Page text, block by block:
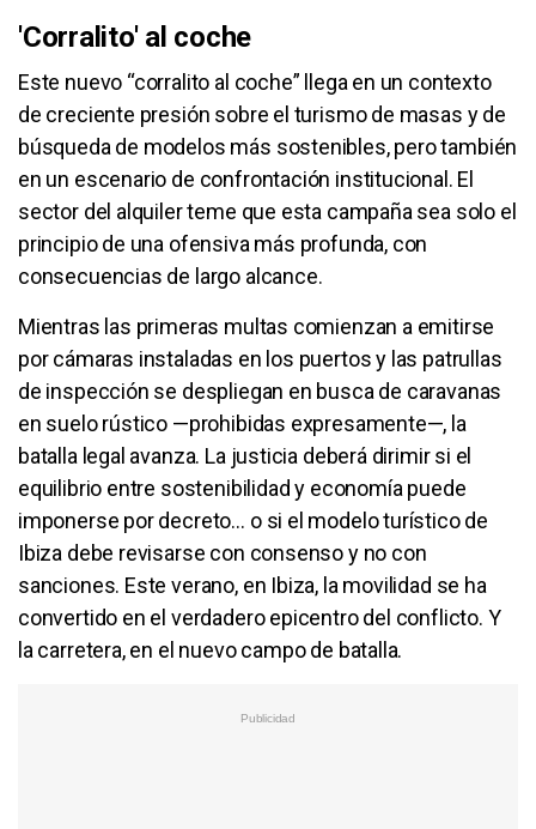
'Corralito' al coche
Este nuevo “corralito al coche” llega en un contexto
de creciente presión sobre el turismo de masas y de
búsqueda de modelos más sostenibles, pero también
en un escenario de confrontación institucional. El
sector del alquiler teme que esta campaña sea solo el
principio de una ofensiva más profunda, con
consecuencias de largo alcance.
Mientras las primeras multas comienzan a emitirse
por cámaras instaladas en los puertos y las patrullas
de inspección se despliegan en busca de caravanas
en suelo rústico —prohibidas expresamente—, la
batalla legal avanza. La justicia deberá dirimir si el
equilibrio entre sostenibilidad y economía puede
imponerse por decreto… o si el modelo turístico de
Ibiza debe revisarse con consenso y no con
sanciones. Este verano, en Ibiza, la movilidad se ha
convertido en el verdadero epicentro del conflicto. Y
la carretera, en el nuevo campo de batalla.